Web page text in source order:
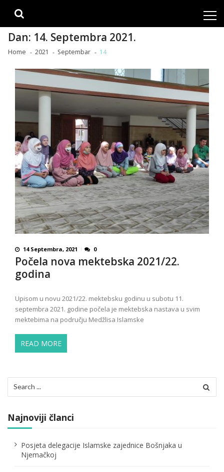
Dan: 14. Septembra 2021.
Home 2021 Septembar 14
14 Septembra, 2021 0
Počela nova mektebska 2021/22.
godina
Upisom u novu 2021/22. mektebsku godinu u subotu 11.
septembra 2021. godine počela je mektebska nastava u svim
mektebima na području Medžlisa Islamske
READ MORE
for:
Najnoviji članci
Posjeta delegacije Islamske zajednice Bošnjaka u
Njemačkoj